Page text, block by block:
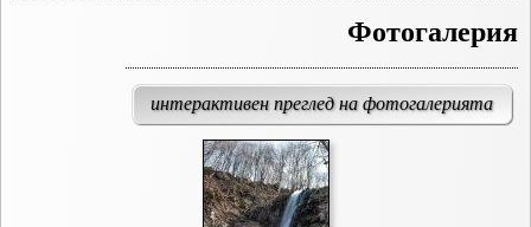
Фотогалерия
интерактивен преглед на фотогалерията